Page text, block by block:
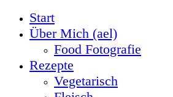
Start
Über Mich (ael)
Food Fotografie
Rezepte
Vegetarisch